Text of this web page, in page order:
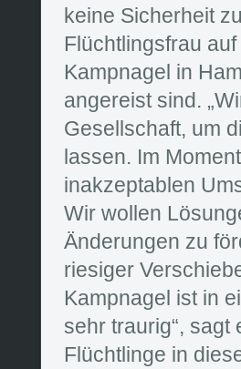
keine Sicherheit
Flüchtlingsfrau
Kampnagel in
angereist sind.
Gesellschaft, um
lassen. Im
inakzeptablen
Wir wollen
Änderungen zu
riesiger
Kampnagel ist in
sehr traurig“, sagt
Flüchtlinge in